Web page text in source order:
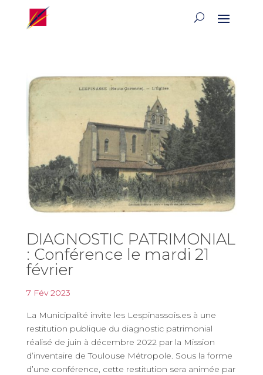
DIAGNOSTIC PATRIMONIAL
: Conférence le mardi 21
février
7 Fév 2023
La Municipalité invite les Lespinassois.es à une
restitution publique du diagnostic patrimonial
réalisé de juin à décembre 2022 par la Mission
d’inventaire de Toulouse Métropole. Sous la forme
d’une conférence, cette restitution sera animée par